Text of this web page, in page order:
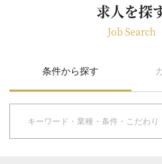
求人を探
Job Search
条件から探す